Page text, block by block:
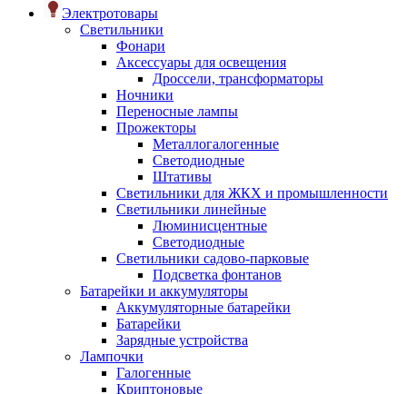
Электротовары
Светильники
Фонари
Аксессуары для освещения
Дроссели, трансформаторы
Ночники
Переносные лампы
Прожекторы
Металлогалогенные
Светодиодные
Штативы
Светильники для ЖКХ и промышленности
Светильники линейные
Люминисцентные
Светодиодные
Светильники садово-парковые
Подсветка фонтанов
Батарейки и аккумуляторы
Аккумуляторные батарейки
Батарейки
Зарядные устройства
Лампочки
Галогенные
Криптоновые